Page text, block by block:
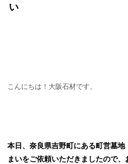
い
こんにちは！大阪石材です。
本日、奈良県吉野町にある町営墓
まいをご依頼いただきましたので